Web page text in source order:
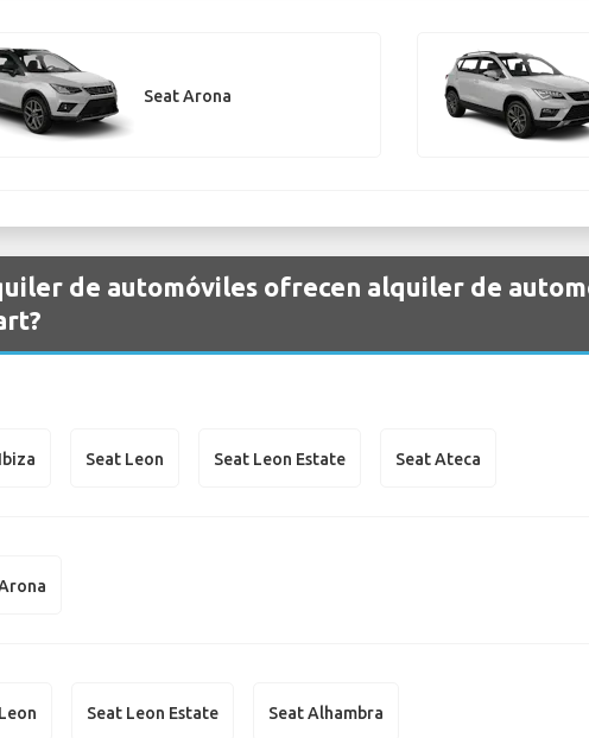
Seat Arona
de automóviles ofrecen alquiler de
Seat Leon Seat Leon Estate Seat Ateca
Seat Leon Estate Seat Alhambra